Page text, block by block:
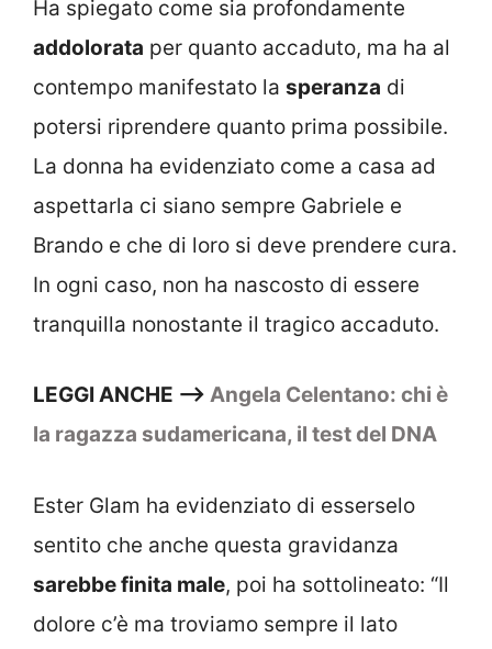
Ha spiegato come sia profondamente
addolorata per quanto accaduto, ma ha al
contempo manifestato la speranza di
potersi riprendere quanto prima possibile.
La donna ha evidenziato come a casa ad
aspettarla ci siano sempre Gabriele e
Brando e che di loro si deve prendere cura.
In ogni caso, non ha nascosto di essere
tranquilla nonostante il tragico accaduto.
LEGGI ANCHE —> Angela Celentano: chi è
la ragazza sudamericana, il test del DNA
Ester Glam ha evidenziato di esserselo
sentito che anche questa gravidanza
sarebbe finita male, poi ha sottolineato: “Il
dolore c’è ma troviamo sempre il lato